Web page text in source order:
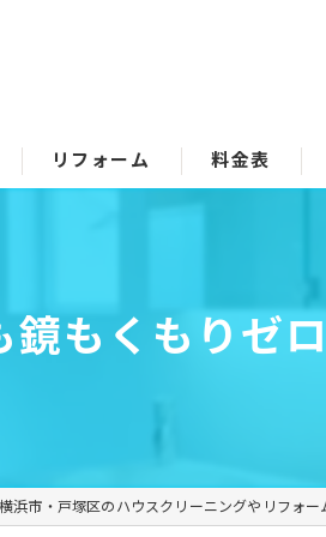
リフォーム
浴室リフォーム
その他のリフォーム
料金表
鏡もくもりゼ
横浜市・戸塚区のハウスクリーニングやリフォー